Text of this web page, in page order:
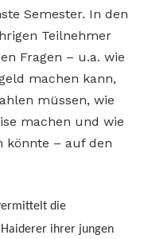
Semester. In den
Teilnehmer
Fragen – u.a. wie
machen kann,
müssen, wie
machen und wie
könnte – auf den
die
ihrer jungen